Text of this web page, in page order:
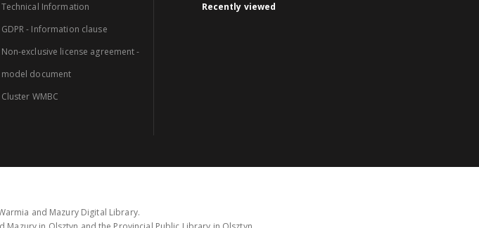
Technical Information
GDPR - Information clause
Non-exclusive license agreement -
model document
Cluster WMBC
Recently viewed
and Mazury Digital Library.